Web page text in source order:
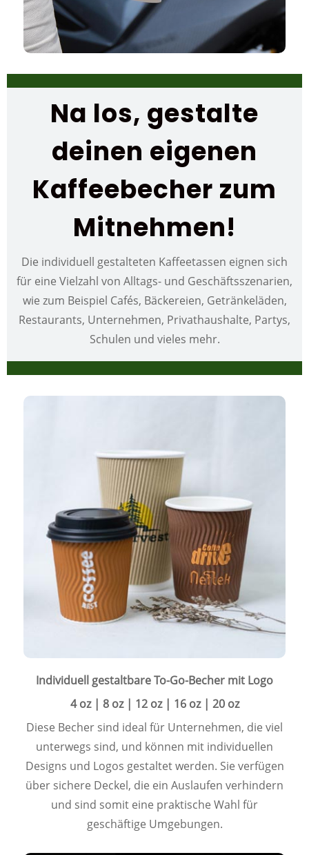
Na los, gestalte
deinen eigenen
Kaffeebecher zum
Mitnehmen!
Die individuell gestalteten Kaffeetassen eignen sich
für eine Vielzahl von Alltags- und Geschäftsszenarien,
wie zum Beispiel Cafés, Bäckereien, Getränkeläden,
Restaurants, Unternehmen, Privathaushalte, Partys,
Schulen und vieles mehr.
Individuell gestaltbare To-Go-Becher mit Logo
4 oz | 8 oz | 12 oz | 16 oz | 20 oz
Diese Becher sind ideal für Unternehmen, die viel
unterwegs sind, und können mit individuellen
Designs und Logos gestaltet werden. Sie verfügen
über sichere Deckel, die ein Auslaufen verhindern
und sind somit eine praktische Wahl für
geschäftige Umgebungen.